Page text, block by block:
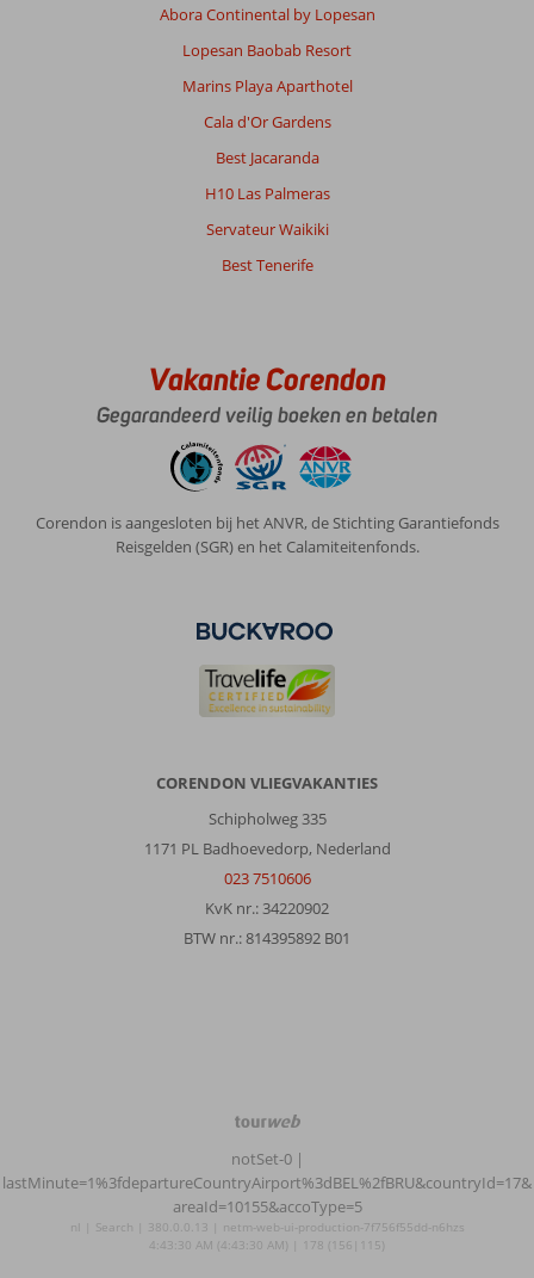
Abora Continental by Lopesan
Lopesan Baobab Resort
Marins Playa Aparthotel
Cala d'Or Gardens
Best Jacaranda
H10 Las Palmeras
Servateur Waikiki
Best Tenerife
Vakantie Corendon
Gegarandeerd veilig boeken en betalen
Corendon is aangesloten bij het ANVR, de Stichting Garantiefonds
Reisgelden (SGR) en het Calamiteitenfonds.
CORENDON VLIEGVAKANTIES
Schipholweg 335
1171 PL Badhoevedorp, Nederland
023 7510606
KvK nr.: 34220902
BTW nr.: 814395892 B01
TourWeb
©
NetMatch
notSet-0 |
lastMinute=1%3fdepartureCountryAirport%3dBEL%2fBRU&countryId=17&
areaId=10155&accoType=5
nl | Search | 380.0.0.13 | netm-web-ui-production-7f756f55dd-n6hzs
4:43:30 AM (4:43:30 AM) | 178 (156|115)